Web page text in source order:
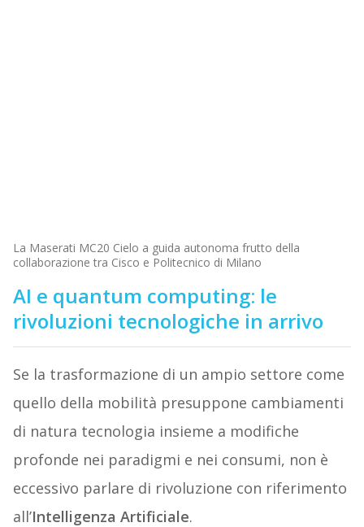
La Maserati MC20 Cielo a guida autonoma frutto della
collaborazione tra Cisco e Politecnico di Milano
AI e quantum computing: le
rivoluzioni tecnologiche in arrivo
Se la trasformazione di un ampio settore come
quello della mobilità presuppone cambiamenti
di natura tecnologia insieme a modifiche
profonde nei paradigmi e nei consumi, non è
eccessivo parlare di rivoluzione con riferimento
all’Intelligenza Artificiale.